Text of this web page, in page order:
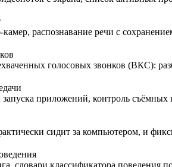
распознавание речи с
голосовых звонков (ВКС):
приложений, контроль
сидит за компьютером, и